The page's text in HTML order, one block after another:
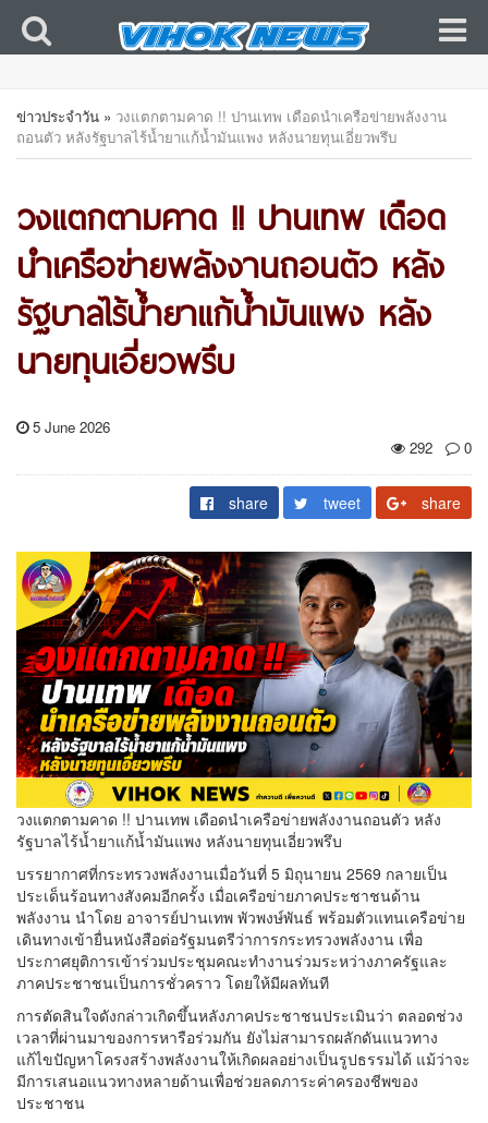
ข่าวประจำวัน » วงแตกตามคาด !! ปานเทพ เดือดนำเครือข่ายพลังงาน
ถอนตัว หลังรัฐบาลไร้น้ำยาแก้น้ำมันแพง หลังนายทุนเอี่ยวพรึบ
วงแตกตามคาด !! ปานเทพ เดือด
นำเครือข่ายพลังงานถอนตัว หลัง
รัฐบาลไร้น้ำยาแก้น้ำมันแพง หลัง
นายทุนเอี่ยวพรึบ
5 June 2026
292
0
share tweet share
วงแตกตามคาด !! ปานเทพ เดือดนำเครือข่ายพลังงานถอนตัว หลัง
รัฐบาลไร้น้ำยาแก้น้ำมันแพง หลังนายทุนเอี่ยวพรึบ
บรรยากาศที่กระทรวงพลังงานเมื่อวันที่ 5 มิถุนายน 2569 กลายเป็น
ประเด็นร้อนทางสังคมอีกครั้ง เมื่อเครือข่ายภาคประชาชนด้าน
พลังงาน นำโดย อาจารย์ปานเทพ พัวพงษ์พันธ์ พร้อมตัวแทนเครือข่าย
เดินทางเข้ายื่นหนังสือต่อรัฐมนตรีว่าการกระทรวงพลังงาน เพื่อ
ประกาศยุติการเข้าร่วมประชุมคณะทำงานร่วมระหว่างภาครัฐและ
ภาคประชาชนเป็นการชั่วคราว โดยให้มีผลทันที
การตัดสินใจดังกล่าวเกิดขึ้นหลังภาคประชาชนประเมินว่า ตลอดช่วง
เวลาที่ผ่านมาของการหารือร่วมกัน ยังไม่สามารถผลักดันแนวทาง
แก้ไขปัญหาโครงสร้างพลังงานให้เกิดผลอย่างเป็นรูปธรรมได้ แม้ว่าจะ
มีการเสนอแนวทางหลายด้านเพื่อช่วยลดภาระค่าครองชีพของ
ประชาชน